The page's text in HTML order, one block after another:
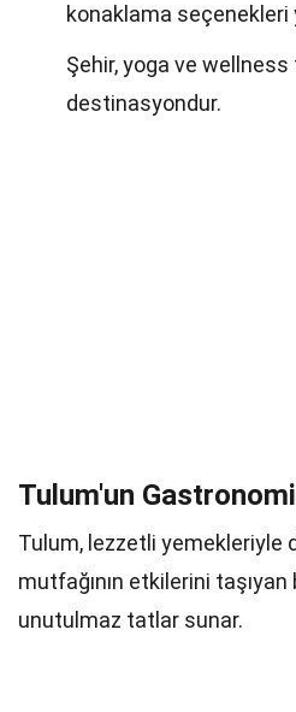
konaklama seçenekleri
Şehir, yoga ve
destinasyondur.
Tulum'un
Tulum, lezzetli yemekleriyle
mutfağının etkilerini
unutulmaz tatlar sunar.